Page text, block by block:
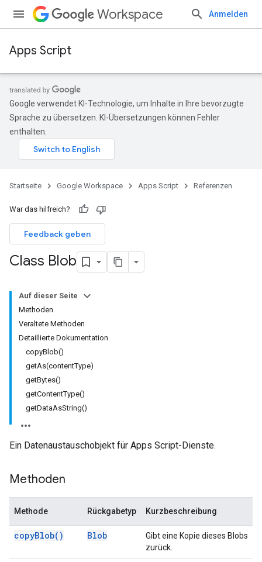
Workspace Anmelden
Apps Script
Google verwendet KI-Technologie, um Inhalte in Ihre bevorzugte
Sprache zu übersetzen. KI-Übersetzungen können Fehler
enthalten.
Startseite Google Workspace Apps Script Referenzen
War das hilfreich?
Feedback geben
Class Blob
Auf dieser Seite
Methoden
Veraltete Methoden
Detaillierte Dokumentation
copyBlob()
getAs(contentType)
getBytes()
getContentType()
getDataAsString()
Ein Datenaustauschobjekt für Apps Script-Dienste.
Methoden
Methode Rückgabetyp Kurzbeschreibung
copyBlob( ) Blob
Gibt eine Kopie dieses Blobs
zurück.